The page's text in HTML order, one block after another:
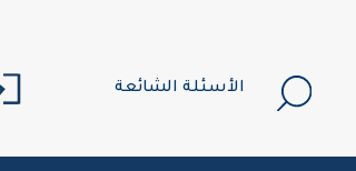
الأسئلة الشائعة